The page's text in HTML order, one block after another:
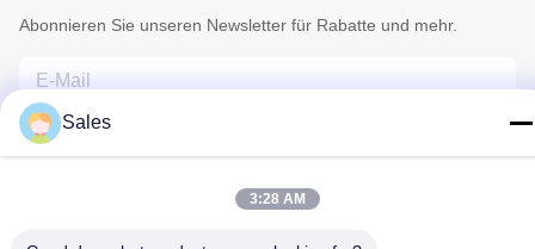
Abonnieren Sie unseren Newsletter für Rabatte und mehr.
Sales
3:28 AM